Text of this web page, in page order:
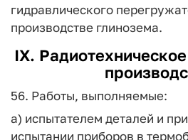
гидравлического
производстве глинозема.
IX.
56. Работы, выполняемые:
а) испытателем деталей и
испытании приборов в